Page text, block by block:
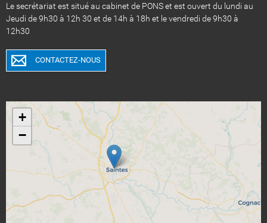
Le secrétariat est situé au cabinet de PONS et est ouvert du lundi au
Jeudi de 9h30 à 12h 30 et de 14h à 18h et le vendredi de 9h30 à
12h30
CONTACTEZ-NOUS
+
−